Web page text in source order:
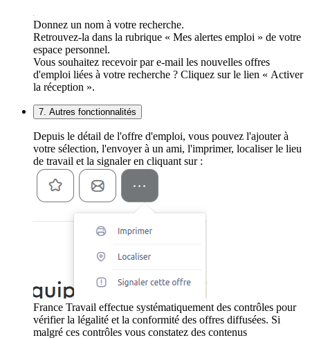
Donnez un nom à votre recherche.
Retrouvez-la dans la rubrique « Mes alertes emploi » de votre
espace personnel.
Vous souhaitez recevoir par e-mail les nouvelles offres
d'emploi liées à votre recherche ? Cliquez sur le lien « Activer
la réception ».
7. Autres fonctionnalités
Depuis le détail de l'offre d'emploi, vous pouvez l'ajouter à
votre sélection, l'envoyer à un ami, l'imprimer, localiser le lieu
de travail et la signaler en cliquant sur :
France Travail effectue systématiquement des contrôles pour
vérifier la légalité et la conformité des offres diffusées. Si
malgré ces contrôles vous constatez des contenus